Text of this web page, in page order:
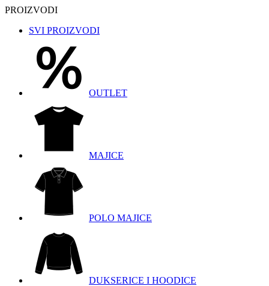
PROIZVODI
SVI PROIZVODI
OUTLET
MAJICE
POLO MAJICE
DUKSERICE I HOODICE